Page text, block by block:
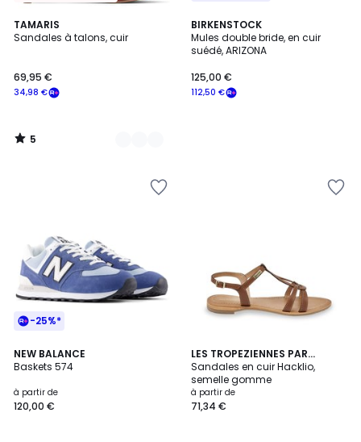
TAMARIS
Sandales à talons, cuir
34,98 €
69,95 €
5
/
4
Couleurs
5
/
BIRKENSTOCK
Mules double bride, en cuir
suédé, ARIZONA
112,50 €
125,00 €
-25%*
NEW BALANCE
Baskets 574
à partir de
120,00 €
5
/
3
Couleurs
LES TROPEZIENNES PAR
M.BELARBI
Sandales en cuir Hacklio,
semelle gomme
à partir de
71,34 €
5
/
5
4
Couleurs